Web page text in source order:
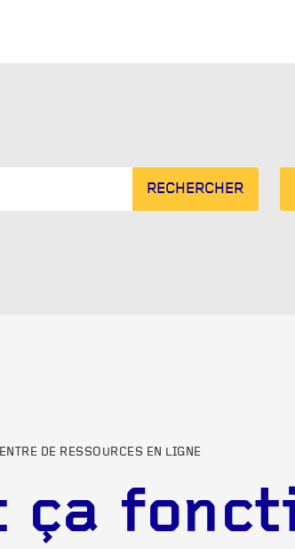
RECHERCHER
DE RESSOURCES EN LIGNE
ça